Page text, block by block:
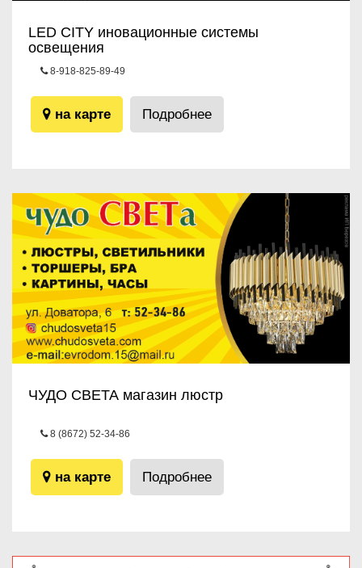
LED CITY иновационные системы
освещения
8-918-825-89-49
на карте Подробнее
ЧУДО СВЕТА магазин люстр
8 (8672) 52-34-86
на карте Подробнее